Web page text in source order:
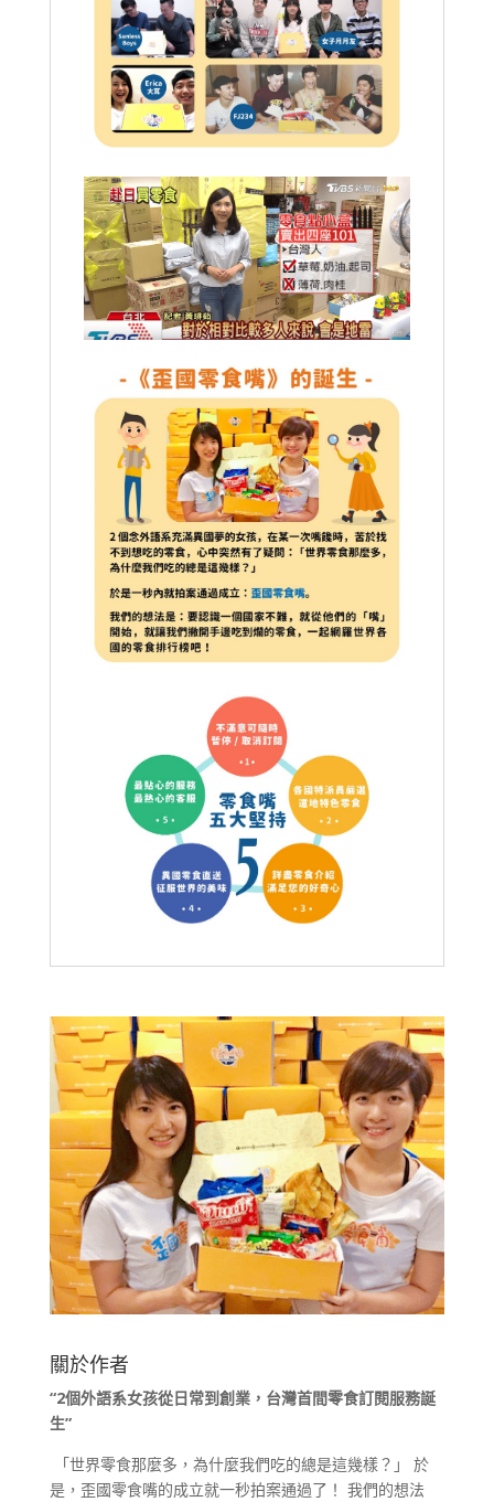
關於作者
“2個外語系女孩從日常到創業，台灣首間零食訂閱服務誕
生”
「世界零食那麼多，為什麼我們吃的總是這幾樣？」 於
是，歪國零食嘴的成立就一秒拍案通過了！ 我們的想法